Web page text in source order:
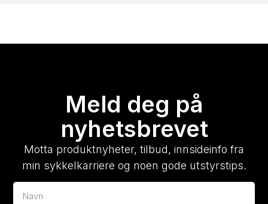
Meld deg på
nyhetsbrevet
Motta produktnyheter, tilbud, innsideinfo fra
min sykkelkarriere og noen gode utstyrstips.